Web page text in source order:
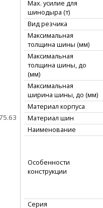
Max. усилие для
шинодыра (т)
Вид резчика
Максимальная
толщина шины (мм)
Максимальная
толщина шины, до
(мм)
Максимальная
ширина шины, до (мм)
Материал корпуса
Материал шин
Наименование
Особенности
конструкции
Серия